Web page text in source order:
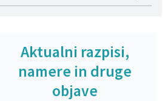
Aktualni razpisi,
namere in druge
objave